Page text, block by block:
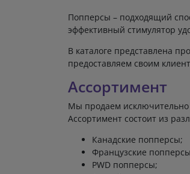
Попперсы – подходящий
эффективный стимулятор
В каталоге представлена
предоставляем своим
Ассортимент
Мы продаем исключительно
Ассортимент состоит из
Канадские попперсы;
Французские
PWD попперсы;